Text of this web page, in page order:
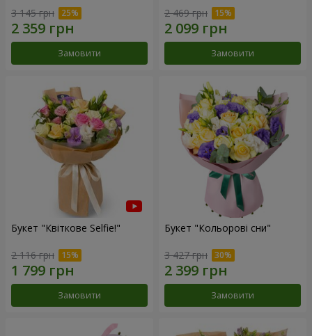
3 145 грн
Замовити
2 469 грн
Замовити
Букет "Квіткове Selfie!"
2 116 грн
Замовити
Букет "Кольорові сни"
3 427 грн
Замовити